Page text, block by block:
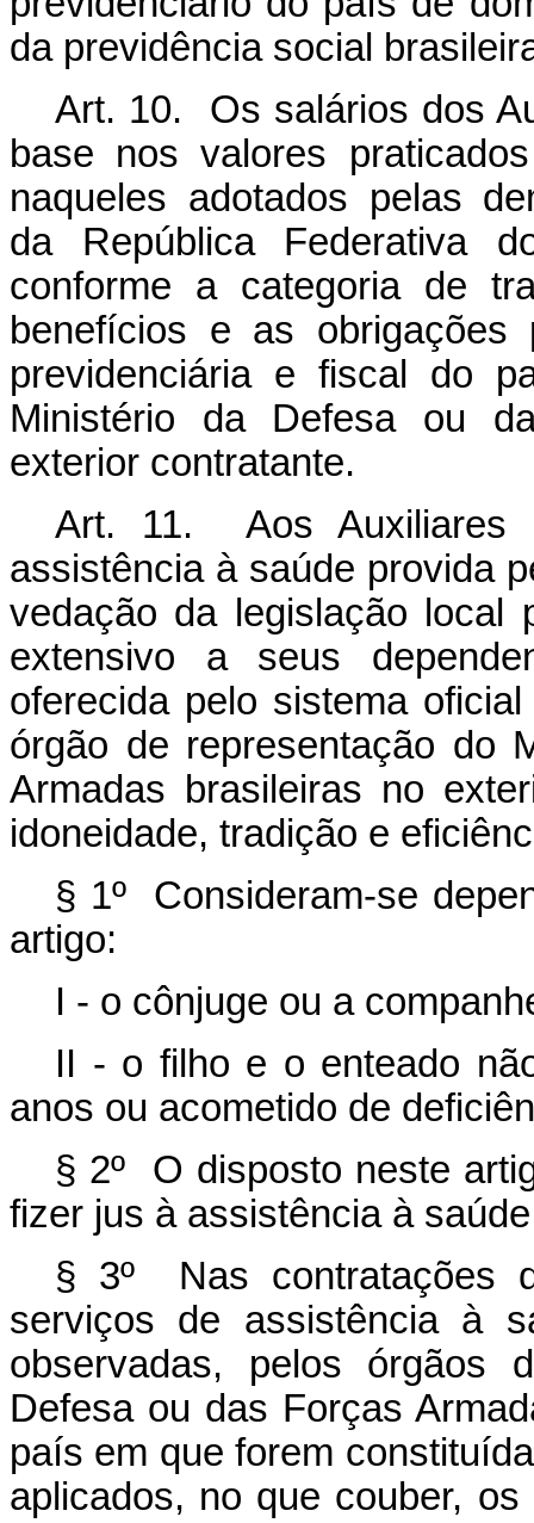
da previdência social
Art. 10. Os salários dos
base nos valores
naqueles adotados pelas
da República Federativa
conforme a categoria de
benefícios e as obrigações
previdenciária e fiscal do
Ministério da Defesa ou
exterior contratante.
Art. 11. Aos Auxiliares
assistência à saúde provida
vedação da legislação local
extensivo a seus
oferecida pelo sistema
órgão de representação do
Armadas brasileiras no
idoneidade, tradição e
§ 1º Consideram-se
artigo:
I - o cônjuge ou a
II - o filho e o enteado
anos ou acometido de
§ 2º O disposto neste
fizer jus à assistência à
§ 3º Nas contratações
serviços de assistência à
observadas, pelos órgãos
Defesa ou das Forças
país em que forem
aplicados, no que couber,